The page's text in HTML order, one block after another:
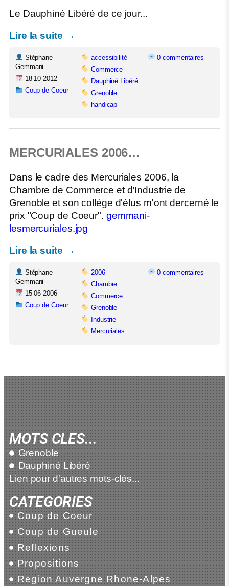
Le Dauphiné Libéré de ce jour...
Lire la suite →
Stéphane
Gemmani
18-10-2012
Coup de Coeur
accessibilité
Commerce
Dauphiné Libéré
Grenoble
handicap
0 commentaires
MERCURIALES 2006…
Dans le cadre des Mercuriales 2006, la
Chambre de Commerce et d'Industrie de
Grenoble et son collége d'élus m'ont dercerné le
prix "Coup de Coeur". gemmani-
lesmercuriales.jpg
Lire la suite →
Stéphane
Gemmani
15-06-2006
Coup de Coeur
2006
Chambre
Commerce
Grenoble
Industrie
Mercuriales
0 commentaires
MOTS CLES...
Grenoble
Dauphiné Libéré
Lien pour d'autres mots-clés...
CATEGORIES
Coup de Coeur
Coup de Gueule
Reflexions
Propositions
Region Auvergne Rhone-Alpes